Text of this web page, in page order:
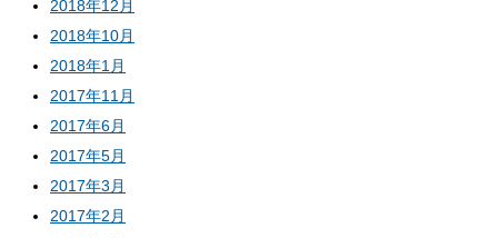
2018年12月
2018年10月
2018年1月
2017年11月
2017年6月
2017年5月
2017年3月
2017年2月